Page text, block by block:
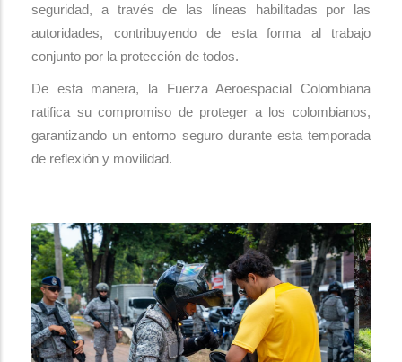
seguridad, a través de las líneas habilitadas por las
autoridades, contribuyendo de esta forma al trabajo
conjunto por la protección de todos.
De esta manera, la Fuerza Aeroespacial Colombiana
ratifica su compromiso de proteger a los colombianos,
garantizando un entorno seguro durante esta temporada
de reflexión y movilidad.